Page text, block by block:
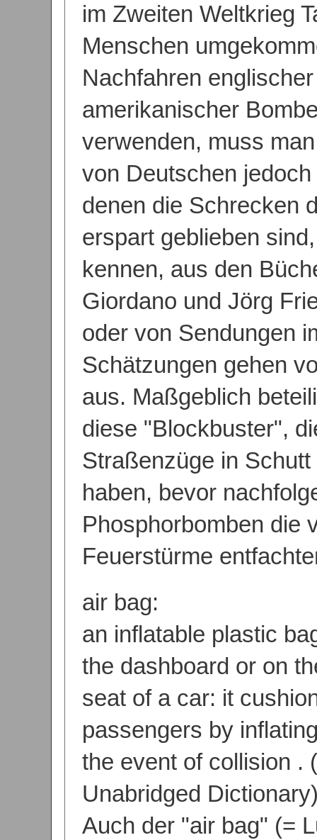
im Zweiten Weltkrieg
Menschen
Nachfahren
amerikanischer
verwenden, muss
von Deutschen
denen die Schrecken
erspart geblieben
kennen, aus den
Giordano und Jörg
oder von Sendungen
Schätzungen gehen
aus. Maßgeblich
diese "Blockbuster",
Straßenzüge in
haben, bevor
Phosphorbomben die
Feuerstürme
air bag:
an inflatable plastic
the dashboard or on
seat of a car: it
passengers by
the event of collision .
Unabridged
Auch der "air bag" (=